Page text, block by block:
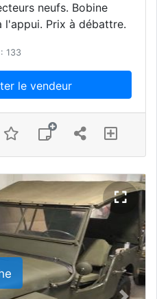
neufs. Bobine
l'appui. Prix à débattre.
133
le vendeur